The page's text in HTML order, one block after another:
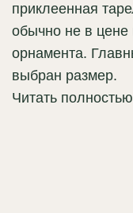
приклеенная
обычно не в цене
орнамента.
выбран размер.
Читать полностью